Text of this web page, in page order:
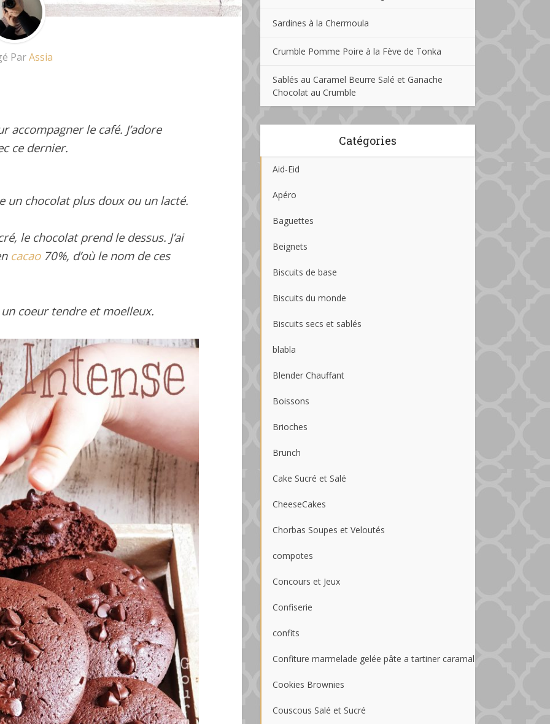
ParAssia
accompagner le café. J’adore
ce dernier.
un chocolat plus doux ou un lacté.
le chocolat prend le dessus. J’ai
cacao70%, d’où le nom de ces
coeur tendre et moelleux.
Sardines à la Chermoula
Crumble Pomme Poire à la Fève de Tonka
Sablés au Caramel Beurre Salé et Ganache
Chocolat au Crumble
Catégories
Aid-Eid
Apéro
Baguettes
Beignets
Biscuits de base
Biscuits du monde
Biscuits secs et sablés
blabla
Blender Chauffant
Boissons
Brioches
Brunch
Cake Sucré et Salé
CheeseCakes
Chorbas Soupes et Veloutés
compotes
Concours et Jeux
Confiserie
confits
Confiture marmelade gelée pâte a tartiner caramal
Cookies Brownies
Couscous Salé et Sucré